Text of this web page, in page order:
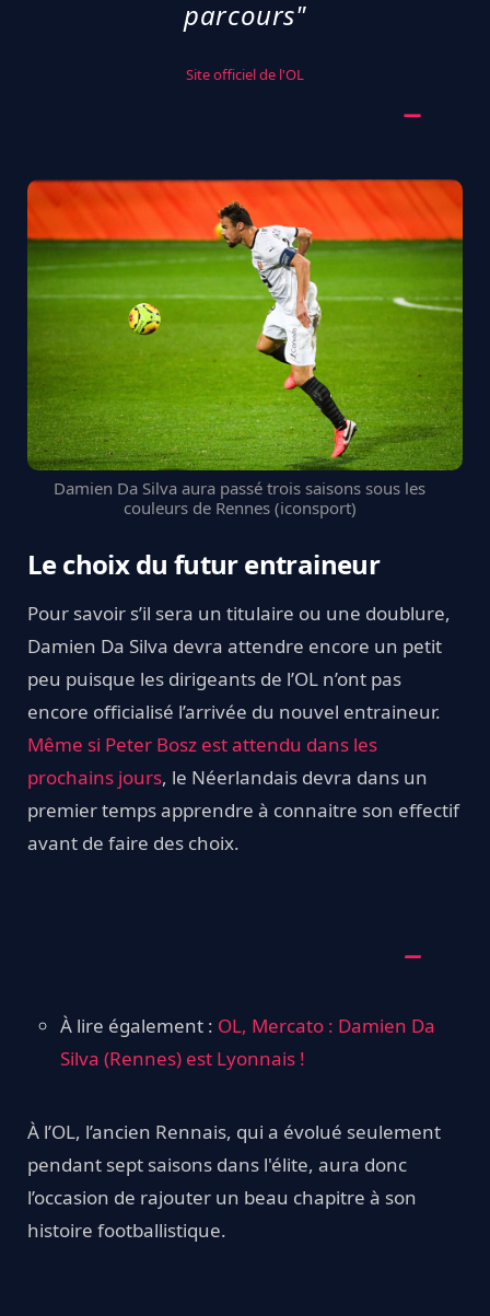
parcours"
Site officiel de l'OL
Damien Da Silva aura passé trois saisons sous les
couleurs de Rennes (iconsport)
Le choix du futur entraineur
Pour savoir s’il sera un titulaire ou une doublure,
Damien Da Silva devra attendre encore un petit
peu puisque les dirigeants de l’OL n’ont pas
encore officialisé l’arrivée du nouvel entraineur.
Même si Peter Bosz est attendu dans les
prochains jours, le Néerlandais devra dans un
premier temps apprendre à connaitre son effectif
avant de faire des choix.
À lire également : OL, Mercato : Damien Da
Silva (Rennes) est Lyonnais !
À l’OL, l’ancien Rennais, qui a évolué seulement
pendant sept saisons dans l'élite, aura donc
l’occasion de rajouter un beau chapitre à son
histoire footballistique.